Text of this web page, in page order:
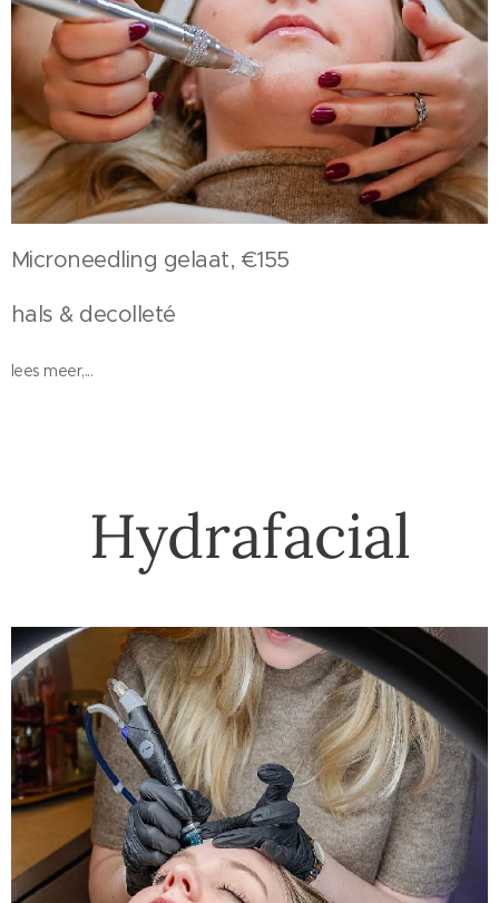
Microneedling gelaat, €155
hals & decolleté
lees meer,...
Hydrafacial